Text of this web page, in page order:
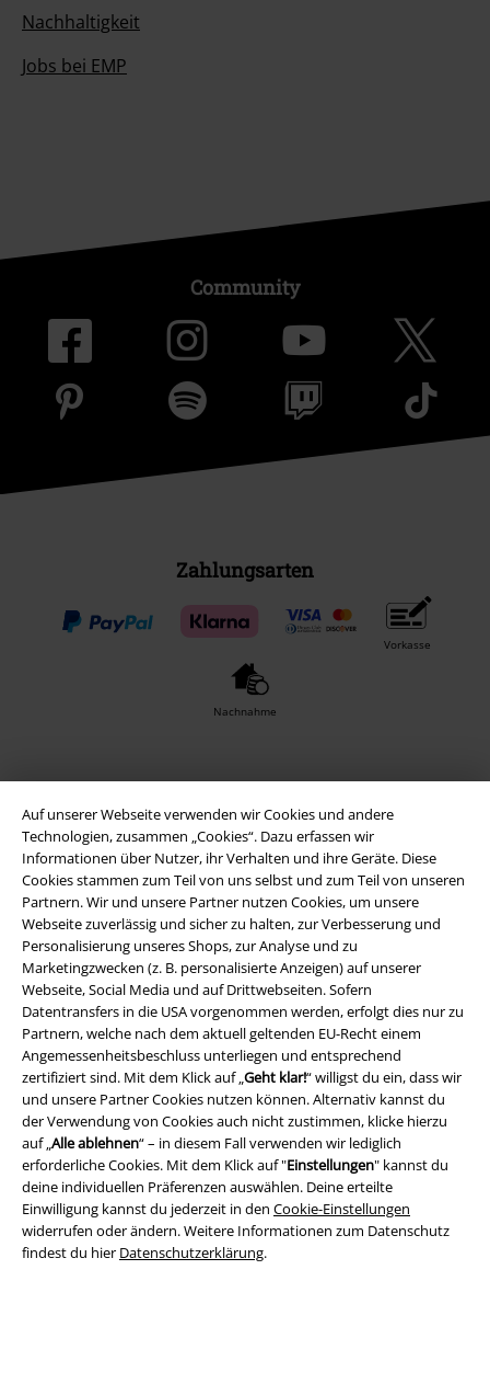
Auf unserer Webseite verwenden wir Cookies und andere
Technologien, zusammen „Cookies“. Dazu erfassen wir
Informationen über Nutzer, ihr Verhalten und ihre Geräte. Diese
Cookies stammen zum Teil von uns selbst und zum Teil von unseren
Partnern. Wir und unsere Partner nutzen Cookies, um unsere
Webseite zuverlässig und sicher zu halten, zur Verbesserung und
Personalisierung unseres Shops, zur Analyse und zu
Marketingzwecken (z. B. personalisierte Anzeigen) auf unserer
Webseite, Social Media und auf Drittwebseiten. Sofern
Datentransfers in die USA vorgenommen werden, erfolgt dies nur zu
Partnern, welche nach dem aktuell geltenden EU-Recht einem
Angemessenheitsbeschluss unterliegen und entsprechend
zertifiziert sind. Mit dem Klick auf „Geht klar!“ willigst du ein, dass wir
und unsere Partner Cookies nutzen können. Alternativ kannst du
der Verwendung von Cookies auch nicht zustimmen, klicke hierzu
auf „Alle ablehnen“ – in diesem Fall verwenden wir lediglich
erforderliche Cookies. Mit dem Klick auf "Einstellungen" kannst du
deine individuellen Präferenzen auswählen. Deine erteilte
Einwilligung kannst du jederzeit in den Cookie-Einstellungen
widerrufen oder ändern. Weitere Informationen zum Datenschutz
findest du hier Datenschutzerklärung.
Nachhaltigkeit
Jobs bei EMP
Community
Zahlungsarten
Vorkasse
Nachnahme
EMP App
Lade dir jetzt kostenlos unsere neue EMP App runter und genieße
die vielen neuen Funktionen und Vorteile!
A Warner Music Group Company